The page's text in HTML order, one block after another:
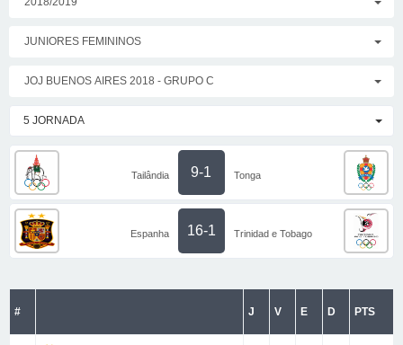
JUNIORES FEMININOS
JOJ BUENOS AIRES 2018 - GRUPO C
5 JORNADA
Tailândia 9-1 Tonga
Espanha 16-1 Trinidad e Tobago
# J V E D PTS